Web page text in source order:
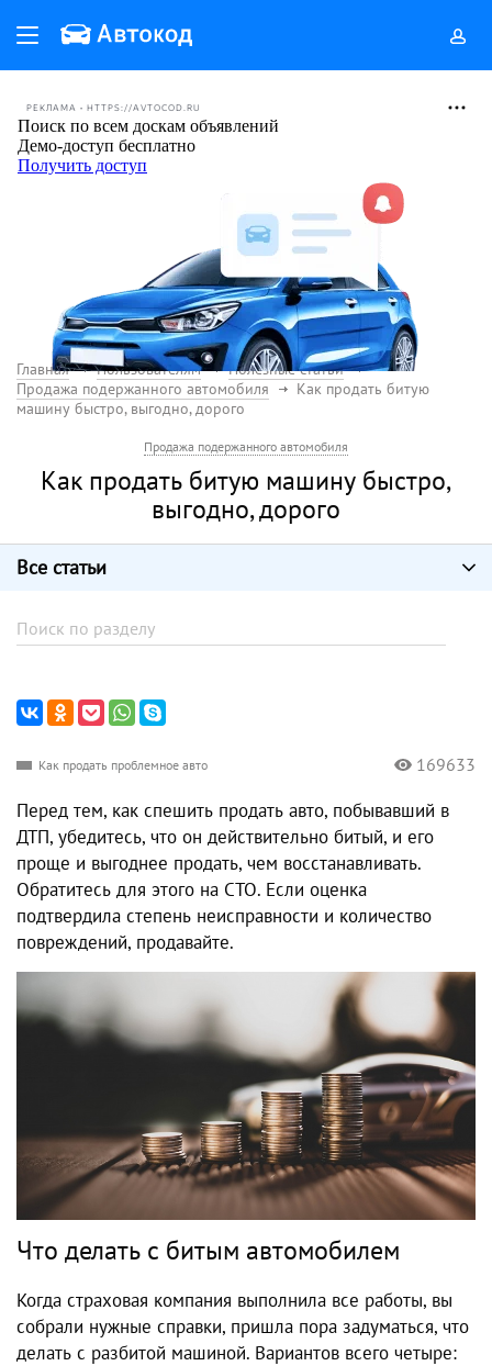
РЕКЛАМА • HTTPS://AVTOCOD.RU
Главная Пользователям
Полезные статьи
Продажа подержанного автомобиля
Как продать битую
машину быстро, выгодно, дорого
Продажа подержанного автомобиля
Как продать битую машину быстро,
выгодно, дорого
Все статьи
Как продать проблемное авто 169633
Перед тем, как спешить продать авто, побывавший в
ДТП, убедитесь, что он действительно битый, и его
проще и выгоднее продать, чем восстанавливать.
Обратитесь для этого на СТО. Если оценка
подтвердила степень неисправности и количество
повреждений, продавайте.
Что делать с битым автомобилем
Когда страховая компания выполнила все работы, вы
собрали нужные справки, пришла пора задуматься, что
делать с разбитой машиной. Вариантов всего четыре: